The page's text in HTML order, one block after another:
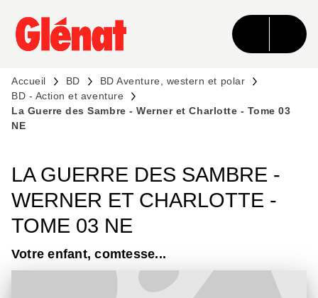
MENU RECHERCHE CONTENU
PIED DE PAGE
Accueil BD
BD Aventure, western et polar
BD - Action et aventure
La Guerre des Sambre - Werner et Charlotte - Tome 03
NE
LA GUERRE DES SAMBRE -
WERNER ET CHARLOTTE -
TOME 03 NE
Votre enfant, comtesse...